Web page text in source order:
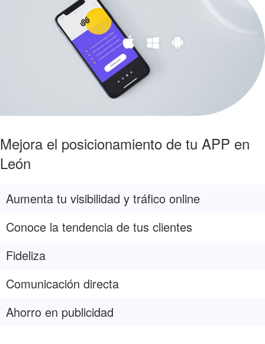
Mejora el posicionamiento de tu APP en
León
Aumenta tu visibilidad y tráfico online
Conoce la tendencia de tus clientes
Fideliza
Comunicación directa
Ahorro en publicidad